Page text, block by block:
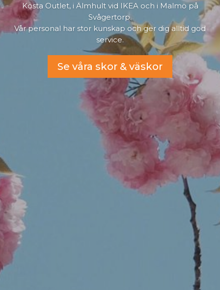
Kosta Outlet, i Älmhult vid IKEA och i Malmö på
Svågertorp.
Vår personal har stor kunskap och ger dig alltid god
service.
Se våra skor & väskor